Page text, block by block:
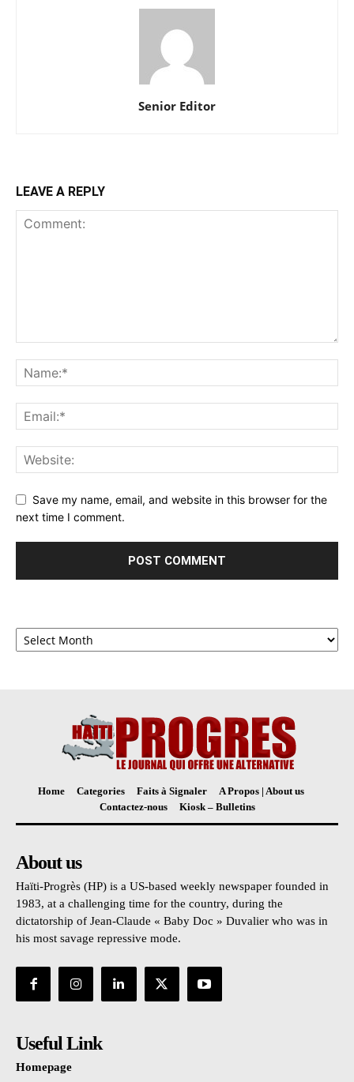
Senior Editor
LEAVE A REPLY
Save my name, email, and website in this browser for the
next time I comment.
Archives
Home Categories Faits à Signaler
A Propos | About us
Contactez-nous
Kiosk – Bulletins
About us
Haïti-Progrès (HP) is a US-based weekly newspaper founded in
1983, at a challenging time for the country, during the
dictatorship of Jean-Claude « Baby Doc » Duvalier who was in
his most savage repressive mode.
Useful Link
Homepage